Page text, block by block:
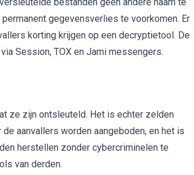
gegevensverlies te voorkomen. Er
korting krijgen op een decryptietool. De
Session, TOX en Jami messengers.
ze zijn ontsleuteld. Het is echter zelden
aanvallers worden aangeboden, en het is
herstellen zonder cybercriminelen te
van derden.